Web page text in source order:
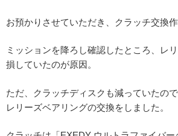
お預かりさせていただき、クラッチ交換作
ミッションを降ろし確認したところ、レ
損していたのが原因。
ただ、クラッチディスクも減っていたの
レリーズベアリングの交換をしました。